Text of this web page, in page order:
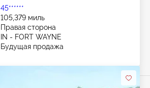
45******
105,379 миль
Правая сторона
IN - FORT WAYNE
Будущая продажа